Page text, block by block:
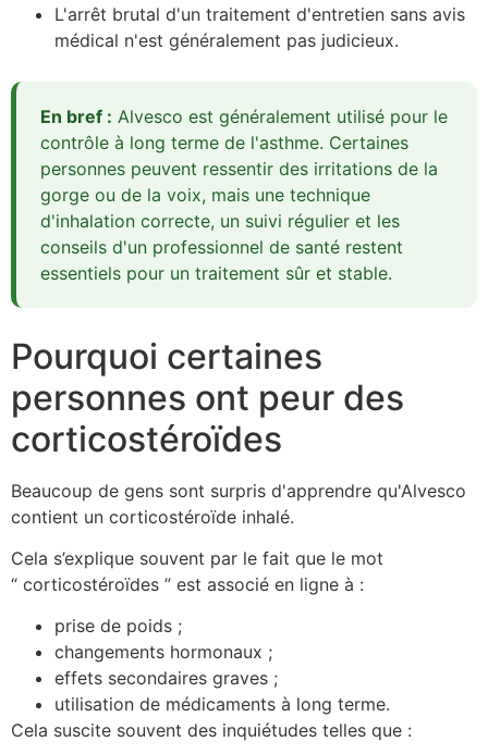
L'arrêt brutal d'un traitement d'entretien sans avis
médical n'est généralement pas judicieux.
En bref : Alvesco est généralement utilisé pour le
contrôle à long terme de l'asthme. Certaines
personnes peuvent ressentir des irritations de la
gorge ou de la voix, mais une technique
d'inhalation correcte, un suivi régulier et les
conseils d'un professionnel de santé restent
essentiels pour un traitement sûr et stable.
Pourquoi certaines
personnes ont peur des
corticostéroïdes
Beaucoup de gens sont surpris d'apprendre qu'Alvesco
contient un corticostéroïde inhalé.
Cela s’explique souvent par le fait que le mot
“ corticostéroïdes ” est associé en ligne à :
prise de poids ;
changements hormonaux ;
effets secondaires graves ;
utilisation de médicaments à long terme.
Cela suscite souvent des inquiétudes telles que :